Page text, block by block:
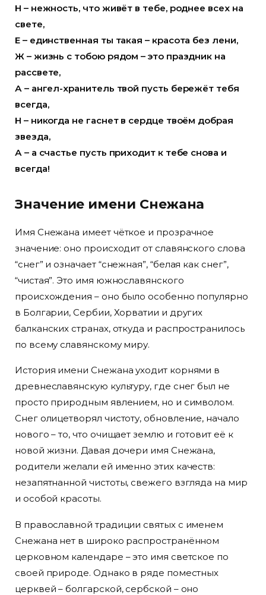
Н – нежность, что живёт в тебе, роднее всех на
свете,
Е – единственная ты такая – красота без лени,
Ж – жизнь с тобою рядом – это праздник на
рассвете,
А – ангел-хранитель твой пусть бережёт тебя
всегда,
Н – никогда не гаснет в сердце твоём добрая
звезда,
А – а счастье пусть приходит к тебе снова и
всегда!
Значение имени Снежана
Имя Снежана имеет чёткое и прозрачное
значение: оно происходит от славянского слова
“снег” и означает “снежная”, “белая как снег”,
“чистая”. Это имя южнославянского
происхождения – оно было особенно популярно
в Болгарии, Сербии, Хорватии и других
балканских странах, откуда и распространилось
по всему славянскому миру.
История имени Снежана уходит корнями в
древнеславянскую культуру, где снег был не
просто природным явлением, но и символом.
Снег олицетворял чистоту, обновление, начало
нового – то, что очищает землю и готовит её к
новой жизни. Давая дочери имя Снежана,
родители желали ей именно этих качеств:
незапятнанной чистоты, свежего взгляда на мир
и особой красоты.
В православной традиции святых с именем
Снежана нет в широко распространённом
церковном календаре – это имя светское по
своей природе. Однако в ряде поместных
церквей – болгарской, сербской – оно